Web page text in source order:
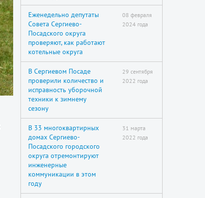
Еженедельно депутаты
Совета Сергиево-
Посадского округа
проверяют, как работают
котельные округа
08 февраля
2024 года
В Сергиевом Посаде
проверили количество и
исправность уборочной
техники к зимнему
сезону
29 сентября
2022 года
В 33 многоквартирных
домах Сергиево-
Посадского городского
округа отремонтируют
инженерные
коммуникации в этом
году
31 марта
2022 года